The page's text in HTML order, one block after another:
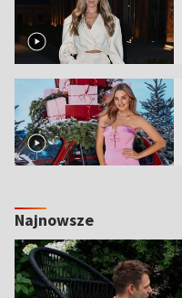
Najnowsze